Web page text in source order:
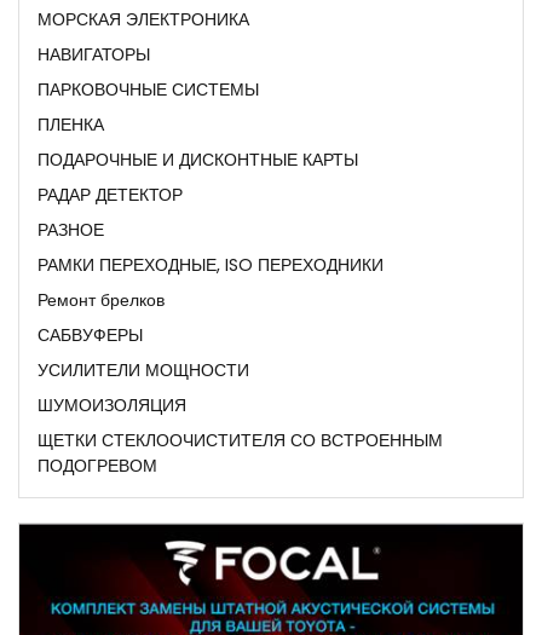
МОРСКАЯ ЭЛЕКТРОНИКА
НАВИГАТОРЫ
ПАРКОВОЧНЫЕ СИСТЕМЫ
ПЛЕНКА
ПОДАРОЧНЫЕ И ДИСКОНТНЫЕ КАРТЫ
РАДАР ДЕТЕКТОР
РАЗНОЕ
РАМКИ ПЕРЕХОДНЫЕ, ISO ПЕРЕХОДНИКИ
Ремонт брелков
САБВУФЕРЫ
УСИЛИТЕЛИ МОЩНОСТИ
ШУМОИЗОЛЯЦИЯ
ЩЕТКИ СТЕКЛООЧИСТИТЕЛЯ СО ВСТРОЕННЫМ
ПОДОГРЕВОМ